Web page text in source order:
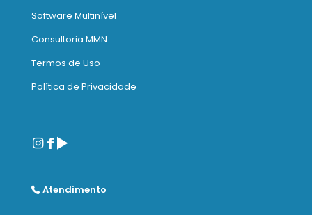
Software Multinível
Consultoria MMN
Termos de Uso
Política de Privacidade
Atendimento